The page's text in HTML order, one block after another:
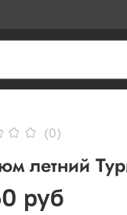
(0)
летний
руб